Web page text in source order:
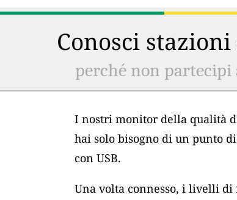
Conosci
perché non partecipi
I nostri monitor della qualità
hai solo bisogno di un punto
con USB.
Una volta connesso, i livelli